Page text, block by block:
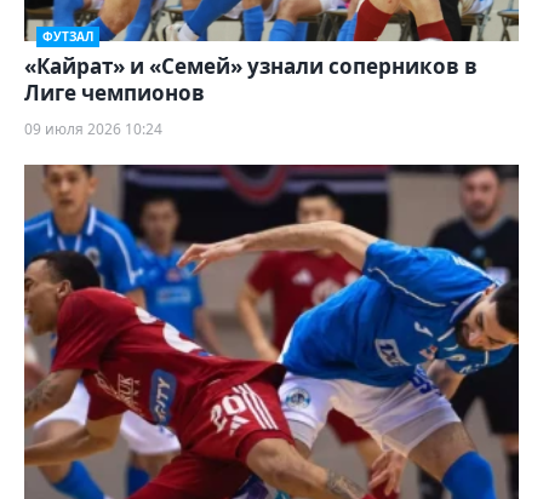
ФУТЗАЛ
«Кайрат» и «Семей» узнали соперников в
Лиге чемпионов
09 июля 2026 10:24